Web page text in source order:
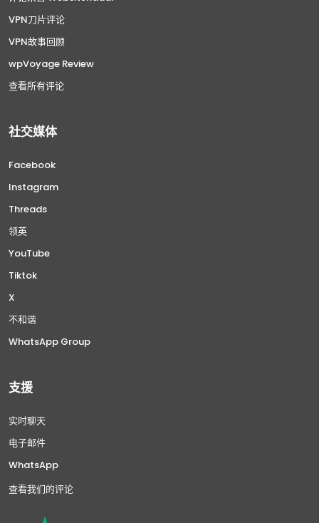
VPN刀片评论
VPN故事回顾
wpVoyage Review
查看所有评论
社交媒体
Facebook
Instagram
Threads
领英
YouTube
Tiktok
X
不和谐
WhatsApp Group
支援
实时聊天
电子邮件
WhatsApp
查看我们的评论